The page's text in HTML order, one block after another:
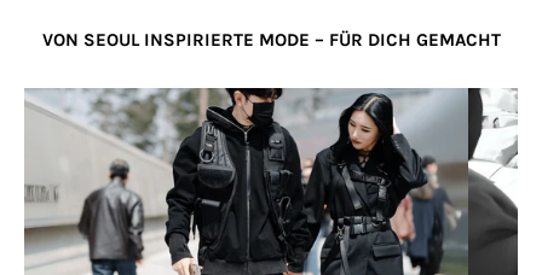
VON SEOUL INSPIRIERTE MODE – FÜR DICH GEMACHT